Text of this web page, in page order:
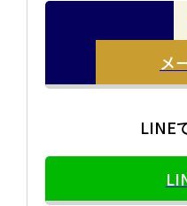
方や、荷物が多い方へオ
まとめて売りたい！価
メ
LINE